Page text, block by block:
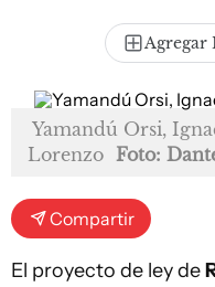
Agregar
Yamandú Orsi,
Lorenzo Foto:
Compartir
El proyecto de ley de